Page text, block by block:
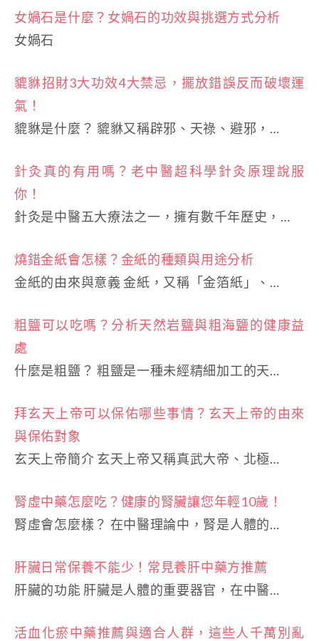
女媧石是什麼？女媧石的功效與挑選方式分析
女媧石
貔貅招財3大功效4大禁忌，擺放錯誤反而破壞運
氣！
貔貅是什麼？ 貔貅又稱辟邪、天祿、避邪，…
針灸真的有用嗎？老中醫超科學針灸原理說服
你！
針灸是中醫五大療法之一，擁有數千年歷史，…
燒錯金紙會怎樣？金紙的種類與用途分析
金紙的由來與意義 金紙，又稱「金箔紙」、…
粗鹽可以吃嗎？分析天然岩鹽與粗海鹽的健康益
處
什麼是粗鹽？ 粗鹽是一種未經精細加工的天…
拜玄天上帝可以保佑哪些事情？玄天上帝的由來
與保佑對象
玄天上帝簡介 玄天上帝又稱真武大帝、北極…
腎虛中藥怎麼吃？健康的腎臟讓您年輕10歲！
腎虛會怎麼樣？ 在中醫理論中，腎是人體的…
肝臟日常保養不能少！常見養肝中藥方推薦
肝臟的功能 肝臟是人體的重要器官，在中醫…
活血化瘀中藥推薦與適合人群，這些人千萬別亂